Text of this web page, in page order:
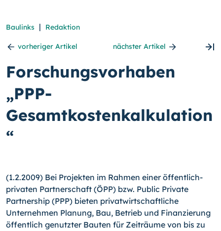
Baulinks | Redaktion
vorheriger Artikel nächster Artikel
Forschungsvorhaben
„PPP-
Gesamtkostenkalkulation
“
(1.2.2009) Bei Projekten im Rahmen einer öffentlich-
privaten Partnerschaft (ÖPP) bzw. Public Private
Partnership (PPP) bieten privatwirtschaftliche
Unternehmen Planung, Bau, Betrieb und Finanzierung
öffentlich genutzter Bauten für Zeiträume von bis zu